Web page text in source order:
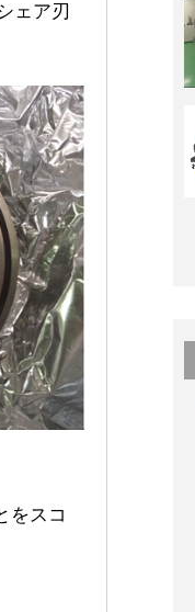
ェア刃
をスコ